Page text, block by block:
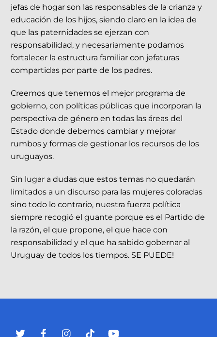
jefas de hogar son las responsables de la crianza y
educación de los hijos, siendo claro en la idea de
que las paternidades se ejerzan con
responsabilidad, y necesariamente podamos
fortalecer la estructura familiar con jefaturas
compartidas por parte de los padres.
Creemos que tenemos el mejor programa de
gobierno, con políticas públicas que incorporan la
perspectiva de género en todas las áreas del
Estado donde debemos cambiar y mejorar
rumbos y formas de gestionar los recursos de los
uruguayos.
Sin lugar a dudas que estos temas no quedarán
limitados a un discurso para las mujeres coloradas
sino todo lo contrario, nuestra fuerza política
siempre recogió el guante porque es el Partido de
la razón, el que propone, el que hace con
responsabilidad y el que ha sabido gobernar al
Uruguay de todos los tiempos. SE PUEDE!